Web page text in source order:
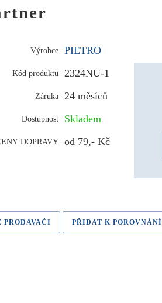
Výrobce PIETRO
Kód produktu 2324NU-1
Záruka 24 měsíců
Dostupnost Skladem
DOPRAVY od 79,- Kč
PRODAVAČI PŘIDAT K POROVNÁNÍ